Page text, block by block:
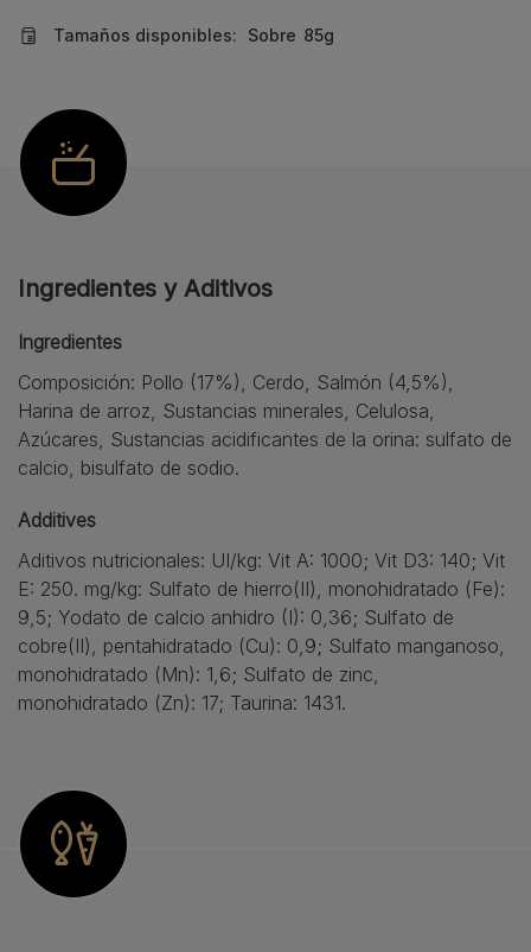
Tamaños disponibles: Sobre 85g
Ingredientes y Aditivos
Ingredientes
Composición: Pollo (17%), Cerdo, Salmón (4,5%),
Harina de arroz, Sustancias minerales, Celulosa,
Azúcares, Sustancias acidificantes de la orina: sulfato de
calcio, bisulfato de sodio.
Additives
Aditivos nutricionales: UI/kg: Vit A: 1000; Vit D3: 140; Vit
E: 250. mg/kg: Sulfato de hierro(II), monohidratado (Fe):
9,5; Yodato de calcio anhidro (I): 0,36; Sulfato de
cobre(II), pentahidratado (Cu): 0,9; Sulfato manganoso,
monohidratado (Mn): 1,6; Sulfato de zinc,
monohidratado (Zn): 17; Taurina: 1431.